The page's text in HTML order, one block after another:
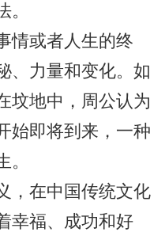
情或者人生的终
、力量和变化。如
坟地中，周公认为
始即将到来，一种
，在中国传统文化
幸福、成功和好